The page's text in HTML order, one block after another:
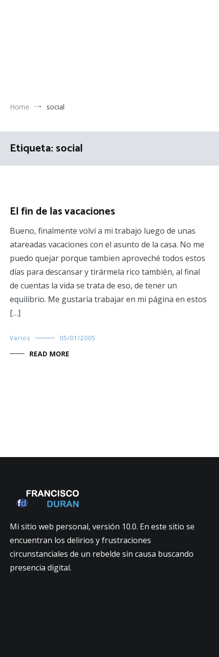
Home social
Etiqueta:social
El fin de las vacaciones
Bueno, finalmente volví a mi trabajo luego de unas
atareadas vacaciones con el asunto de la casa. No me
puedo quejar porque tambien aproveché todos estos
días para descansar y tirármela rico también, al final
de cuentas la vida se trata de eso, de tener un
equilibrio. Me gustaría trabajar en mi página en estos
[…]
Varios 05/01/2005
READ MORE
Mi sitio web personal, versión 10.0. En este sitio se
encuentran los delirios y frustraciones
circunstanciales de un rebelde sin causa buscando
presencia digital.